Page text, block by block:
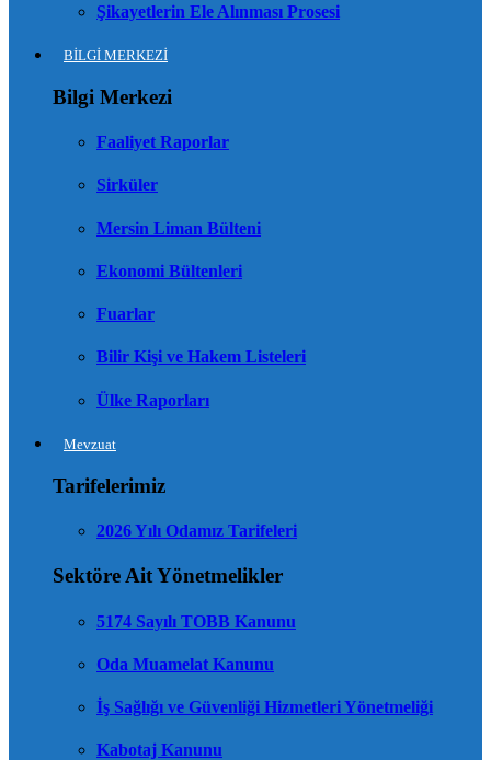
Şikayetlerin Ele Alınması Prosesi
BİLGİ MERKEZİ
Bilgi Merkezi
Faaliyet Raporlar
Sirküler
Mersin Liman Bülteni
Ekonomi Bültenleri
Fuarlar
Bilir Kişi ve Hakem Listeleri
Ülke Raporları
Mevzuat
Tarifelerimiz
2026 Yılı Odamız Tarifeleri
Sektöre Ait Yönetmelikler
5174 Sayılı TOBB Kanunu
Oda Muamelat Kanunu
İş Sağlığı ve Güvenliği Hizmetleri Yönetmeliği
Kabotaj Kanunu